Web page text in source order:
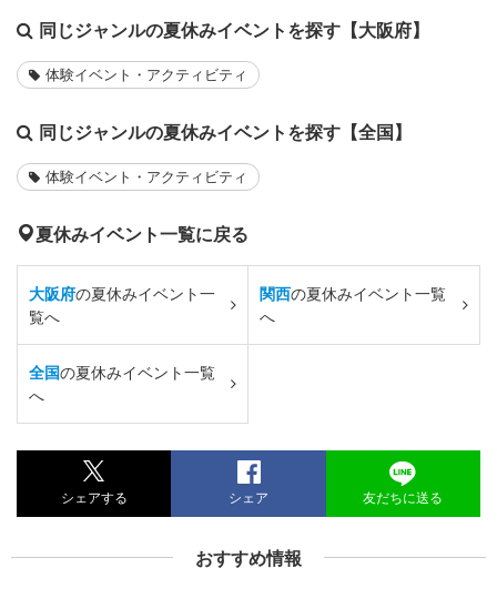
同じジャンルの夏休みイベントを探す【大阪府】
体験イベント・アクティビティ
同じジャンルの夏休みイベントを探す【全国】
体験イベント・アクティビティ
夏休みイベント一覧に戻る
大阪府の夏休みイベント一
覧へ
関西の夏休みイベント一覧
へ
全国の夏休みイベント一覧
へ
シェアする シェア 友だちに送る
おすすめ情報